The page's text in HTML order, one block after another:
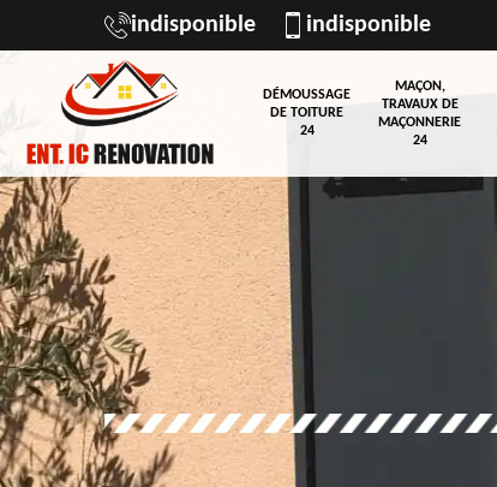
indisponible indisponible
DÉMOUSSAGE
DE TOITURE
24
MAÇON,
TRAVAUX DE
MAÇONNERIE
24